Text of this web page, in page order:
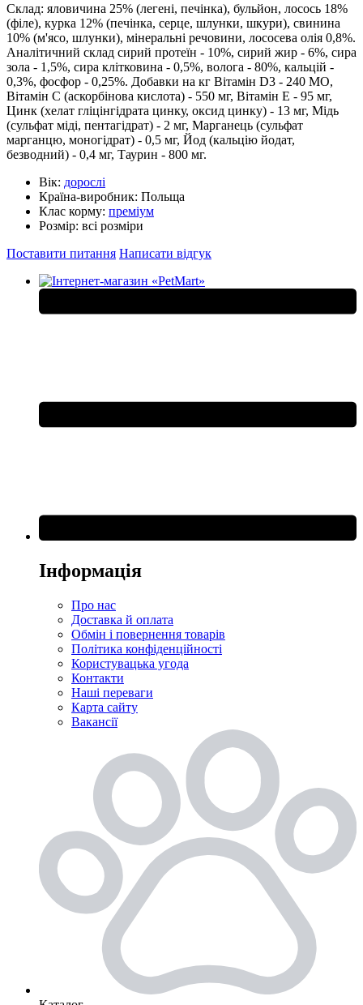
Склад: яловичина 25% (легені, печінка), бульйон, лосось 18%
(філе), курка 12% (печінка, серце, шлунки, шкури), свинина
10% (м'ясо, шлунки), мінеральні речовини, лососева олія 0,8%.
Аналітичний склад сирий протеїн - 10%, сирий жир - 6%, сира
зола - 1,5%, сира клітковина - 0,5%, волога - 80%, кальцій -
0,3%, фосфор - 0,25%. Добавки на кг Вітамін D3 - 240 МО,
Вітамін С (аскорбінова кислота) - 550 мг, Вітамін Е - 95 мг,
Цинк (хелат гліцінгідрата цинку, оксид цинку) - 13 мг, Мідь
(сульфат міді, пентагідрат) - 2 мг, Марганець (сульфат
марганцю, моногідрат) - 0,5 мг, Йод (кальцію йодат,
безводний) - 0,4 мг, Таурин - 800 мг.
Вік: дорослі
Країна-виробник: Польща
Клас корму: преміум
Розмір: всі розміри
Поставити питання Написати відгук
Інформація
Про нас
Доставка й оплата
Обмін і повернення товарів
Політика конфіденційності
Користувацька угода
Контакти
Наші переваги
Карта сайту
Вакансії